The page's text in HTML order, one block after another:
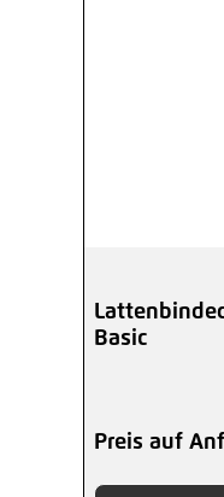
Basic
Preis auf